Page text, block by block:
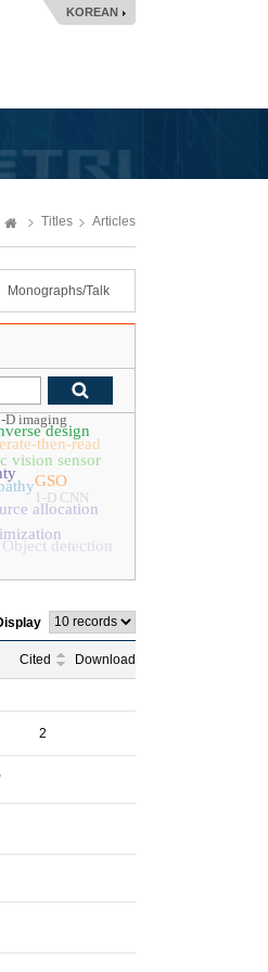
KOREAN
Titles Articles
Monographs/Talk
vision sensor
allocation
GSO
then-read
design
Object detection
D imaging
1-D CNN
Cited Download
2